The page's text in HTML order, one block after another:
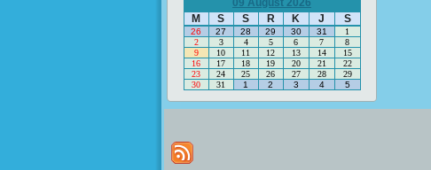
09 August 2026
M
S S R K J S
26 27 28 29 30 31
1
2
3 4 5 6 7
8
9
10 11 12 13 14
15
16
17 18 19 20 21
22
23
24 25 26 27 28
29
30
31 1 2 3 4 5